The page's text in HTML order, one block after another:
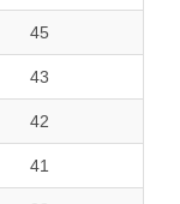
45
43
42
41